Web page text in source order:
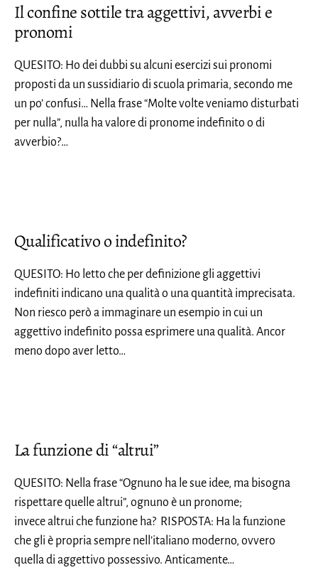
Il confine sottile tra aggettivi, avverbi e
pronomi
QUESITO: Ho dei dubbi su alcuni esercizi sui pronomi
proposti da un sussidiario di scuola primaria, secondo me
un po’ confusi… Nella frase “Molte volte veniamo disturbati
per nulla”, nulla ha valore di pronome indefinito o di
avverbio?…
Qualificativo o indefinito?
QUESITO: Ho letto che per definizione gli aggettivi
indefiniti indicano una qualità o una quantità imprecisata.
Non riesco però a immaginare un esempio in cui un
aggettivo indefinito possa esprimere una qualità. Ancor
meno dopo aver letto…
La funzione di “altrui”
QUESITO: Nella frase “Ognuno ha le sue idee, ma bisogna
rispettare quelle altrui”, ognuno è un pronome;
invece altrui che funzione ha? RISPOSTA: Ha la funzione
che gli è propria sempre nell’italiano moderno, ovvero
quella di aggettivo possessivo. Anticamente…